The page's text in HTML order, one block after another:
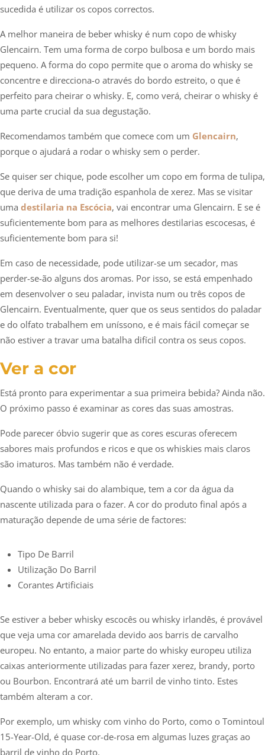
sucedida é utilizar os copos correctos.
A melhor maneira de beber whisky é num copo de whisky
Glencairn. Tem uma forma de corpo bulbosa e um bordo mais
pequeno. A forma do copo permite que o aroma do whisky se
concentre e direcciona-o através do bordo estreito, o que é
perfeito para cheirar o whisky. E, como verá, cheirar o whisky é
uma parte crucial da sua degustação.
Recomendamos também que comece com um Glencairn,
porque o ajudará a rodar o whisky sem o perder.
Se quiser ser chique, pode escolher um copo em forma de tulipa,
que deriva de uma tradição espanhola de xerez. Mas se visitar
uma destilaria na Escócia, vai encontrar uma Glencairn. E se é
suficientemente bom para as melhores destilarias escocesas, é
suficientemente bom para si!
Em caso de necessidade, pode utilizar-se um secador, mas
perder-se-ão alguns dos aromas. Por isso, se está empenhado
em desenvolver o seu paladar, invista num ou três copos de
Glencairn. Eventualmente, quer que os seus sentidos do paladar
e do olfato trabalhem em uníssono, e é mais fácil começar se
não estiver a travar uma batalha difícil contra os seus copos.
Ver a cor
Está pronto para experimentar a sua primeira bebida? Ainda não.
O próximo passo é examinar as cores das suas amostras.
Pode parecer óbvio sugerir que as cores escuras oferecem
sabores mais profundos e ricos e que os whiskies mais claros
são imaturos. Mas também não é verdade.
Quando o whisky sai do alambique, tem a cor da água da
nascente utilizada para o fazer. A cor do produto final após a
maturação depende de uma série de factores:
Tipo De Barril
Utilização Do Barril
Corantes Artificiais
Se estiver a beber whisky escocês ou whisky irlandês, é provável
que veja uma cor amarelada devido aos barris de carvalho
europeu. No entanto, a maior parte do whisky europeu utiliza
caixas anteriormente utilizadas para fazer xerez, brandy, porto
ou Bourbon. Encontrará até um barril de vinho tinto. Estes
também alteram a cor.
Por exemplo, um whisky com vinho do Porto, como o Tomintoul
15-Year-Old, é quase cor-de-rosa em algumas luzes graças ao
barril de vinho do Porto.